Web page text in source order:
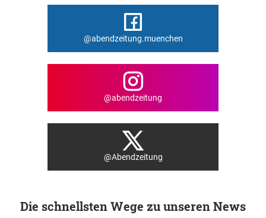
@abendzeitung.muenchen
@abendzeitung
@Abendzeitung
Die schnellsten Wege zu unseren News